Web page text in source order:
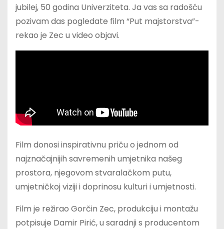
jubilej, 50 godina Univerziteta. Ja vas sa radošću
pozivam das pogledate film “Put majstorstva”-
rekao je Zec u video objavi.
Film donosi inspirativnu priču o jednom od
najznačajnijih savremenih umjetnika našeg
prostora, njegovom stvaralačkom putu,
umjetničkoj viziji i doprinosu kulturi i umjetnosti.
Film je režirao Gorčin Zec, produkciju i montažu
potpisuje Damir Pirić, u saradnji s producentom